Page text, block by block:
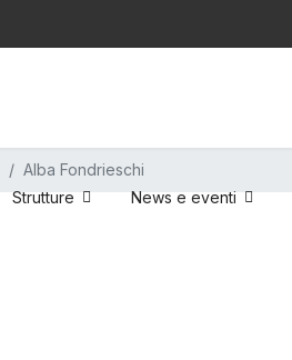
Strutture News e eventi
Alba Fondrieschi